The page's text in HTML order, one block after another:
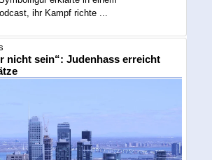
ihr Kampf richte ...
nicht sein“: Judenhass erreicht